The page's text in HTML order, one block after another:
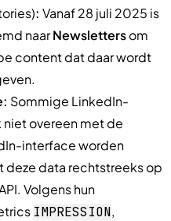
: Vanaf 28 juli 2025 is
naarNewslettersom
content dat daar wordt
Sommige LinkedIn-
overeen met de
interface worden
data rechtstreeks op
Volgens hun
IMPRESSION,